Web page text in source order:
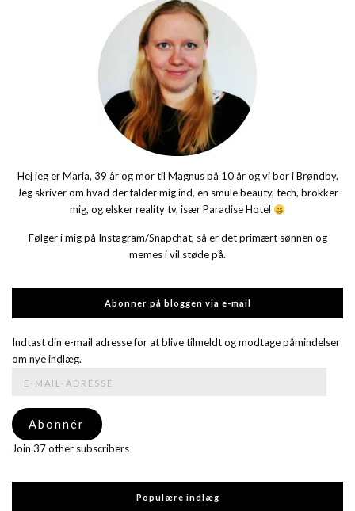
Hej jeg er Maria, 39 år og mor til Magnus på 10 år og vi bor i Brøndby.
Jeg skriver om hvad der falder mig ind, en smule beauty, tech, brokker
mig, og elsker reality tv, især Paradise Hotel
Følger i mig på Instagram/Snapchat, så er det primært sønnen og
memes i vil støde på.
Abonner på bloggen via e-mail
Indtast din e-mail adresse for at blive tilmeldt og modtage påmindelser
om nye indlæg.
adresse
Abonnér
Join 37 other subscribers
Populære indlæg